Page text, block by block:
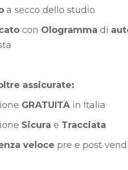
a secco dello studio
con Ologramma di
assicurate:
GRATUITA in Italia
Sicura e Tracciata
veloce pre e post